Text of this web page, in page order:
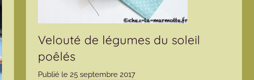
Velouté de légumes du soleil
poêlés
Publié le 25 septembre 2017p